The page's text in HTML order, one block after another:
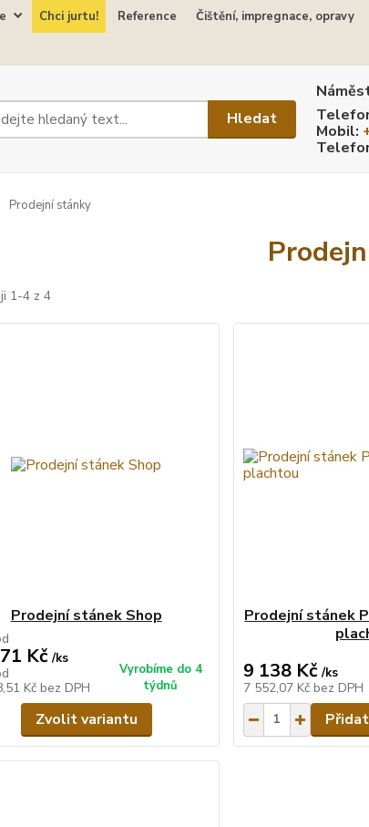
Chci jurtu! Reference
Čištění, impregnace, opravy
Hledat
Mobil:
Prodejní stánky
1-4 z 4
Prodejní stánek Shop
Kč /ks
Kč bez DPH
Vyrobíme do 4
týdnů
Zvolit variantu
Prodejní stánek
9 138 Kč /ks
7 552,07 Kč bez DPH